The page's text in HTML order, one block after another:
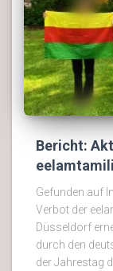
Bericht:
Gefunden auf
Verbot der
Düsseldorf
durch den
der Jahrestag